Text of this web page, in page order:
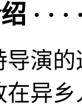
· · ·
的
异